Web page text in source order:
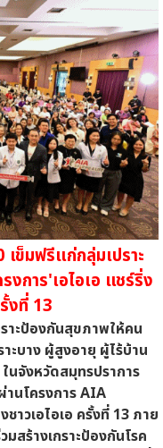
ข็มฟรีแก่กลุ่มเปราะ
งการ'เอไอเอ แชร์ริ่ง
งที่ 13
าะป้องกันสุขภาพให้คน
ะบาง ผู้สูงอายุ ผู้ไร้บ้าน
นจังหวัดสมุทรปราการ
านโครงการ AIA
าวเอไอเอ ครั้งที่ 13 ภาย
ร้างเกราะป้องกันโรค